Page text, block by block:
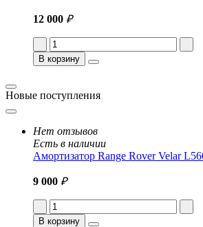
12 000 ₽
В корзину
Новые поступления
Нет отзывов
Есть в наличии
Амортизатор Range Rover Velar
9 000 ₽
В корзину